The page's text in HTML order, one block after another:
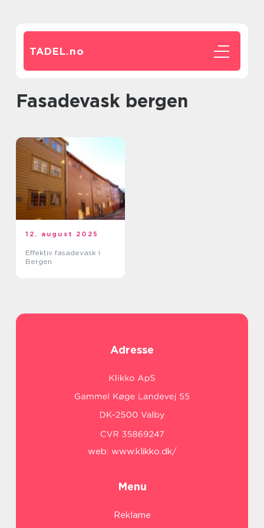
TADEL.no
fasadevask bergen
12. august 2025
Effektiv fasadevask i
Bergen
Adresse
web: www.klikko.dk/
Menu
Reklame